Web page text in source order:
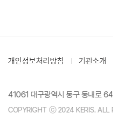
개인정보처리방침 기관소개
41061 대구광역시 동구 동내로
COPYRIGHT ⓒ 2024 KERIS. ALL